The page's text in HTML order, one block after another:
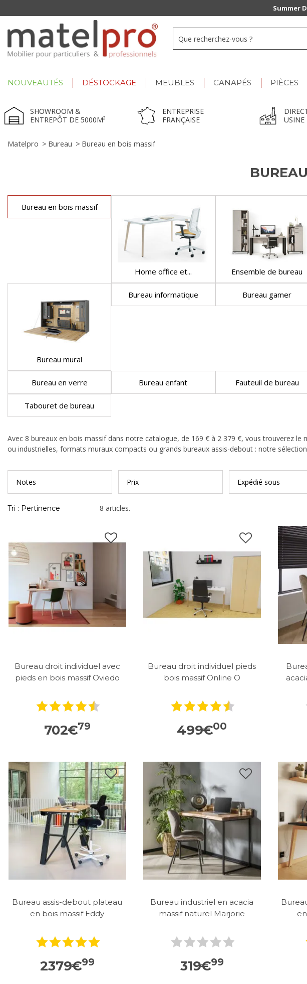
NOUVEAUTÉS DÉSTOCKAGE MEUBLES CANAPÉS PIÈCES
SHOWROOM &
ENTREPÔT DE 5000M²
ENTREPRISE
FRANÇAISE
USINE
Matelpro > Bureau > Bureau en bois massif
Bureau en bois massif
Home office et... Ensemble de bureau
Bureau mural
Bureau informatique Bureau gamer
Bureau en verre Bureau enfant Fauteuil de bureau
Tabouret de bureau
Avec 8 bureaux en bois massif dans notre catalogue, de 169 € à 2 379 €, vous trouverez
ou industrielles, formats muraux compacts ou grands bureaux assis-debout : notre
Notes Prix Expédié sous
Tri : Pertinence 8 articles.
Bureau droit individuel avec
pieds en bois massif Oviedo
702€79
Bureau droit individuel pieds
bois massif Online O
499€00
Bureau assis-debout plateau
en bois massif Eddy
2379€99
Bureau industriel en acacia
massif naturel Marjorie
319€99
Summer